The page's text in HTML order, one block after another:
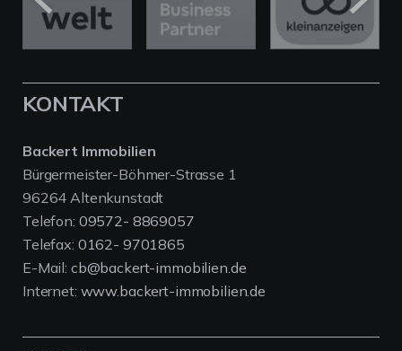
KONTAKT
Backert Immobilien
Bürgermeister-Böhmer-Strasse 1
96264 Altenkunstadt
Telefon: 09572- 8869057
Telefax: 0162- 9701865
E-Mail: cb@backert-immobilien.de
Internet: www.backert-immobilien.de